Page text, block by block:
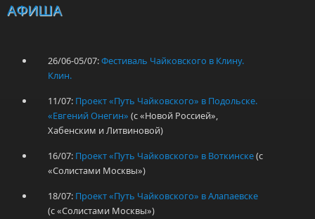
АФИША
26/06-05/07:Фестиваль Чайковского в Клину.
Клин.
11/07: Проект «Путь Чайковского» в Подольске.
«Евгений Онегин» (с «Новой Россией»,
Хабенским и Литвиновой)
16/07: Проект «Путь Чайковского» в Воткинске(с
«Солистами Москвы»)
18/07: Проект «Путь Чайковского» в Алапаевске
(с «Солистами Москвы»)